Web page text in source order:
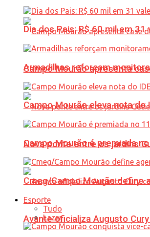
Campo Mourão apresenta
Nova ponte entre os jardins
Avante oficializa Augusto
Dia dos Pais: R$ 60 mil em
Armadilhas reforçam
Campo Mourão eleva nota do
Campo Mourão é premiada
Cmeg/Campo Mourão define
Esporte
Tudo
Lazer